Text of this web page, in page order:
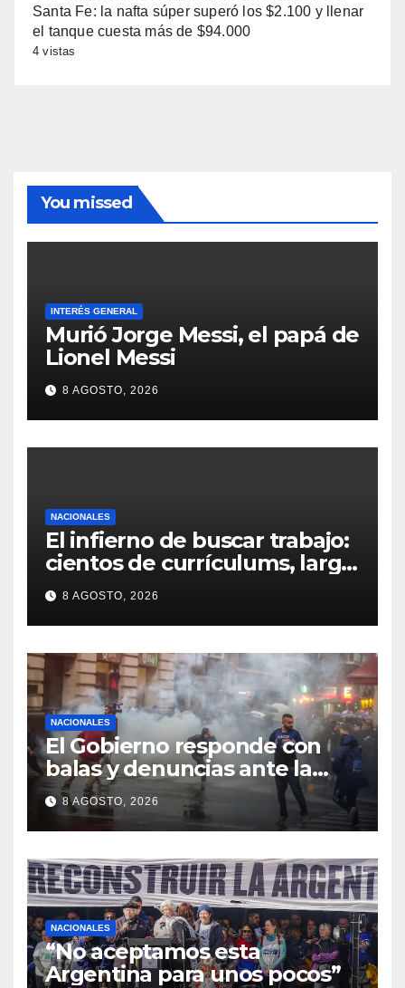
Santa Fe: la nafta súper superó los $2.100 y llenar
el tanque cuesta más de $94.000
4 vistas
You missed
INTERÉS GENERAL
Murió Jorge Messi, el papá de
Lionel Messi
8 AGOSTO, 2026
NACIONALES
El infierno de buscar trabajo:
cientos de currículums, larga
espera y menos puestos
registrados
8 AGOSTO, 2026
NACIONALES
El Gobierno responde con
balas y denuncias ante la
protesta
8 AGOSTO, 2026
NACIONALES
“No aceptamos esta
Argentina para unos pocos”